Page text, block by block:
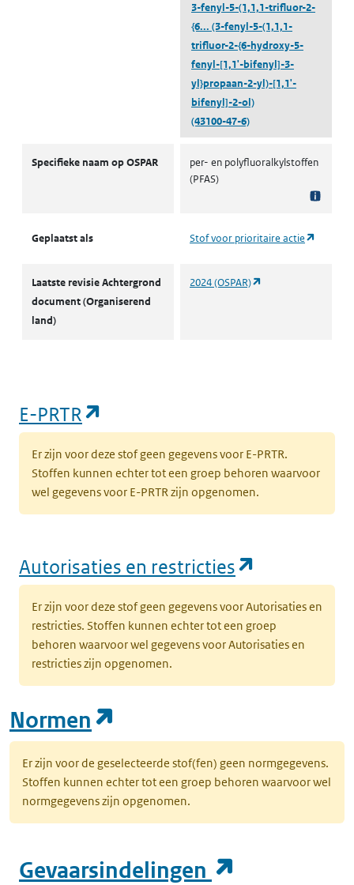
3-fenyl-5-(1,1,1-trifluor-2-
{6... (3-fenyl-5-(1,1,1-
trifluor-2-{6-hydroxy-5-
fenyl-[1,1'-bifenyl]-3-
yl}propaan-2-yl)-[1,1'-
bifenyl]-2-ol)
(43100-47-6)
Specifieke naam op OSPAR
per- en polyfluoralkylstoffen
(PFAS)
Geplaatst als Stof voor prioritaire actie
Laatste revisie Achtergrond
document (Organiserend
land)
2024 (OSPAR)
E-PRTR
Er zijn voor deze stof geen gegevens voor E-PRTR.
Stoffen kunnen echter tot een groep behoren waarvoor
wel gegevens voor E-PRTR zijn opgenomen.
Autorisaties en restricties
Er zijn voor deze stof geen gegevens voor Autorisaties en
restricties. Stoffen kunnen echter tot een groep
behoren waarvoor wel gegevens voor Autorisaties en
restricties zijn opgenomen.
Normen
Er zijn voor de geselecteerde stof(fen) geen normgegevens.
Stoffen kunnen echter tot een groep behoren waarvoor wel
normgegevens zijn opgenomen.
Gevaarsindelingen